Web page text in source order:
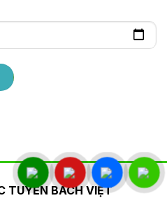
TUYẾN BÁCH VIỆT